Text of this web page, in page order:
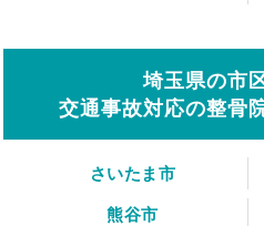
埼玉県の市
交通事故対応の整骨
さいたま市
熊谷市